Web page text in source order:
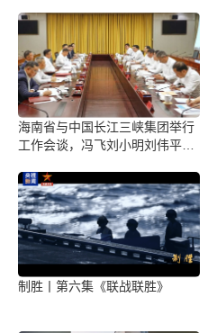
海南省与中国长江三峡集团举行
工作会谈，冯飞刘小明刘伟平李
制胜丨第六集《联战联胜》